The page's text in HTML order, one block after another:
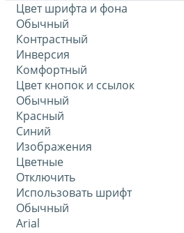
Цвет шрифта и фона
Обычный
Контрастный
Инверсия
Комфортный
Цвет кнопок и ссылок
Обычный
Красный
Синий
Изображения
Цветные
Отключить
Использовать шрифт
Обычный
Arial